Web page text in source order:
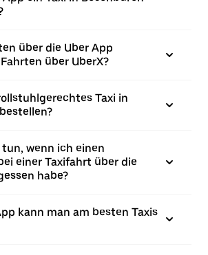
über die Uber App
über UberX?
Taxi in
wenn ich einen
einer Taxifahrt über die
habe?
kann man am besten Taxis